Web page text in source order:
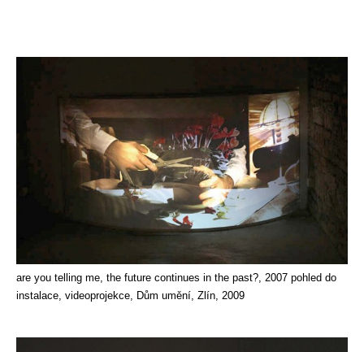
are you telling me, the future continues in the past?, 2007 pohled do
instalace, videoprojekce, Dům umění, Zlín, 2009